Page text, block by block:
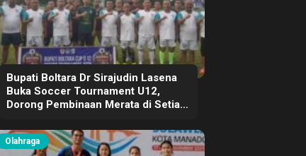
Bupati Boltara Dr Sirajudin Lasena
Buka Soccer Tournament U12,
Dorong Pembinaan Merata di Setiap
Olahraga